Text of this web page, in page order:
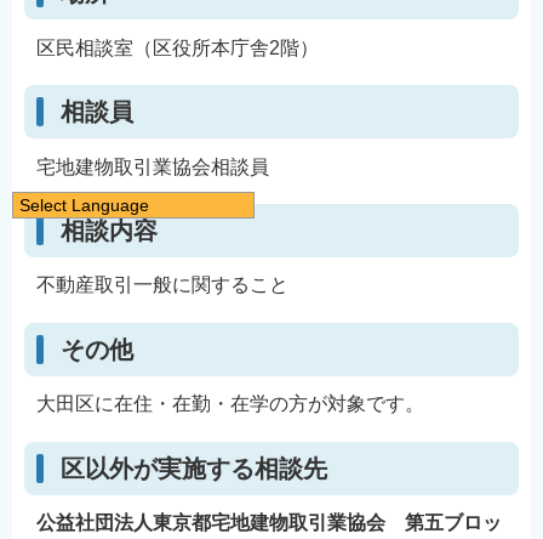
区民相談室（区役所本庁舎2階）
相談員
宅地建物取引業協会相談員
相談内容
不動産取引一般に関すること
その他
大田区に在住・在勤・在学の方が対象です。
区以外が実施する相談先
公益社団法人東京都宅地建物取引業協会 第五ブロッ
Select Language
日本語
English
繁體中文
Filipino